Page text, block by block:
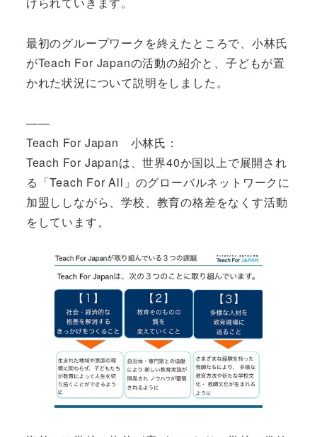
最初のグループワークを終えたところで、小林氏
がTeach For Japanの活動の紹介と、子どもが置
かれた状況について説明をしました。
――
Teach For Japan 小林氏：
Teach For Japanは、世界40か国以上で展開され
る「Teach For All」のグローバルネットワークに
加盟ししながら、学校、教育の格差をなくす活動
をしています。